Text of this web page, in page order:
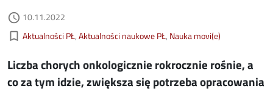
access_time Data dodania
10.11.2022
bookmark_border Kategorie aktualności
Aktualności PŁ Aktualności naukowe PŁ Nauka movi(e)
Liczba chorych onkologicznie rokrocznie rośnie, a
co za tym idzie, zwiększa się potrzeba opracowania